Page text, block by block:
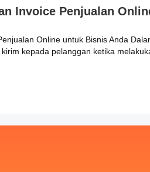
Invoice Penjualan
Online untuk Bisnis Anda
kepada pelanggan ketika